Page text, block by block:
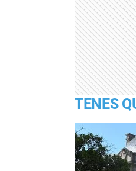
TENES